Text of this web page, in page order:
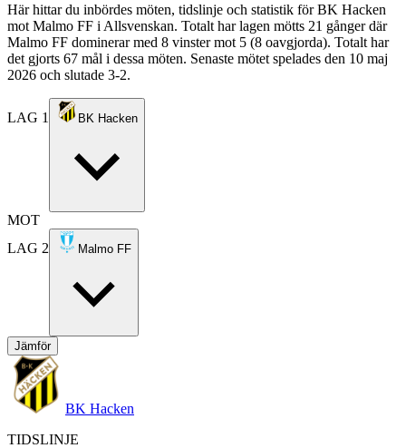
Här hittar du inbördes möten, tidslinje och statistik för BK Hacken
mot Malmo FF i Allsvenskan. Totalt har lagen mötts 21 gånger där
Malmo FF dominerar med 8 vinster mot 5 (8 oavgjorda). Totalt har
det gjorts 67 mål i dessa möten. Senaste mötet spelades den 10 maj
2026 och slutade 3-2.
LAG 1 BK Hacken
MOT
LAG 2
Malmo FF
Jämför
BK Hacken
TIDSLINJE